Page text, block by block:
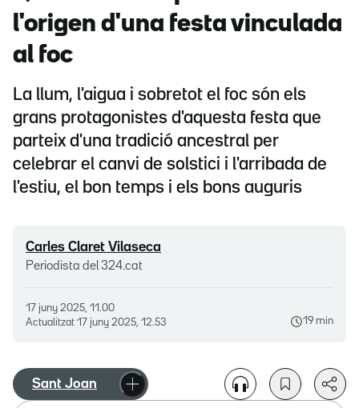
l'origen d'una festa vinculada
al foc
La llum, l'aigua i sobretot el foc són els
grans protagonistes d'aquesta festa que
parteix d'una tradició ancestral per
celebrar el canvi de solstici i l'arribada de
l'estiu, el bon temps i els bons auguris
Carles Claret Vilaseca
Periodista del 324.cat
17 juny 2025, 11.00
Actualitzat 17 juny 2025, 12.53 19 min
Sant Joan